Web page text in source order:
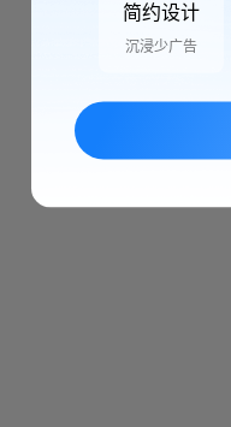
简约设计
沉浸少广告